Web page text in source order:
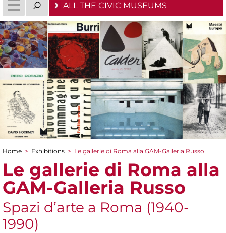
ALL THE CIVIC MUSEUMS
You are here
Home > Exhibitions > Le gallerie di Roma alla GAM-Galleria Russo
Le gallerie di Roma alla
GAM-Galleria Russo
Spazi d’arte a Roma (1940-
1990)